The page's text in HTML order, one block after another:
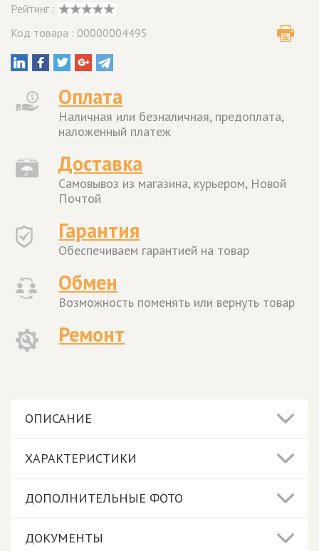
Рейтинг :
Код товара : 00000004495
Оплата
Наличная или безналичная, предоплата,
наложенный платеж
Доставка
Самовывоз из магазина, курьером, Новой
Почтой
Гарантия
Обеспечиваем гарантией на товар
Обмен
Возможность поменять или вернуть товар
Ремонт
ОПИСАНИЕ
ХАРАКТЕРИСТИКИ
ДОПОЛНИТЕЛЬНЫЕ ФОТО
ДОКУМЕНТЫ